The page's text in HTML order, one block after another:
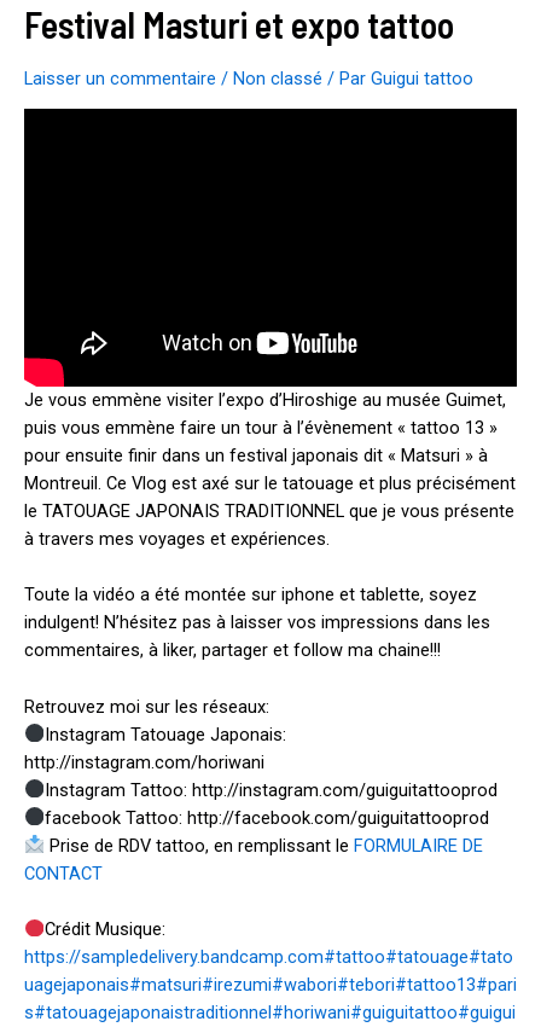
Festival Masturi et expo tattoo
Laisser un commentaire / Non classé / Par Guigui tattoo
Je vous emmène visiter l’expo d’Hiroshige au musée Guimet,
puis vous emmène faire un tour à l’évènement « tattoo 13 »
pour ensuite finir dans un festival japonais dit « Matsuri » à
Montreuil. Ce Vlog est axé sur le tatouage et plus précisément
le TATOUAGE JAPONAIS TRADITIONNEL que je vous présente
à travers mes voyages et expériences.
Toute la vidéo a été montée sur iphone et tablette, soyez
indulgent! N’hésitez pas à laisser vos impressions dans les
commentaires, à liker, partager et follow ma chaine!!!
Retrouvez moi sur les réseaux:
Instagram Tatouage Japonais:
http://instagram.com/horiwani
Instagram Tattoo: http://instagram.com/guiguitattooprod
facebook Tattoo: http://facebook.com/guiguitattooprod
Prise de RDV tattoo, en remplissant le FORMULAIRE DE
CONTACT
Crédit Musique:
https://sampledelivery.bandcamp.com#tattoo#tatouage#tato
uagejaponais#matsuri#irezumi#wabori#tebori#tattoo13#pari
s#tatouagejaponaistraditionnel#horiwani#guiguitattoo#guigui